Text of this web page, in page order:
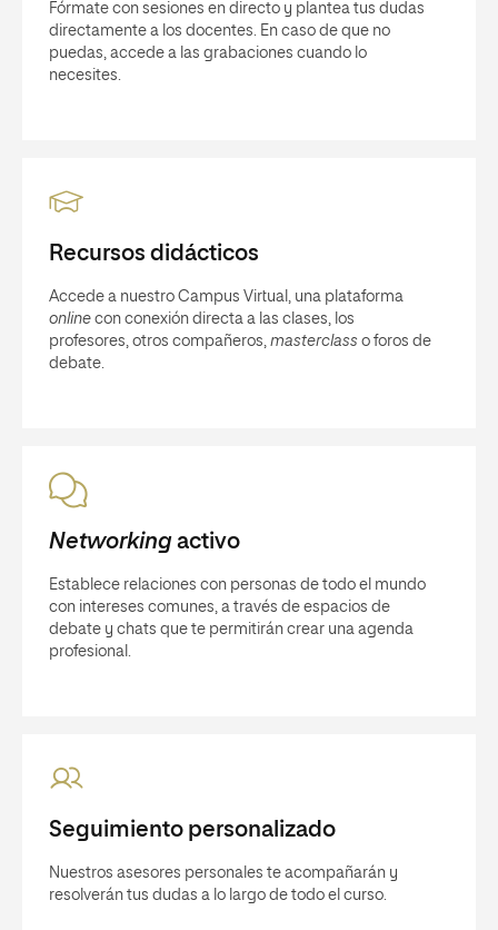
Fórmate con sesiones en directo y plantea tus dudas
directamente a los docentes. En caso de que no
puedas, accede a las grabaciones cuando lo
necesites.
Recursos didácticos
Accede a nuestro Campus Virtual, una plataforma
online con conexión directa a las clases, los
profesores, otros compañeros, masterclass o foros de
debate.
Networkingactivo
Establece relaciones con personas de todo el mundo
con intereses comunes, a través de espacios de
debate y chats que te permitirán crear una agenda
profesional.
Seguimiento personalizado
Nuestros asesores personales te acompañarán y
resolverán tus dudas a lo largo de todo el curso.